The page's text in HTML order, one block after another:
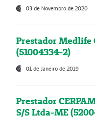
03 de Novembro de 2020
Prestador Medlife
(51004334-2)
01 de Janeiro de 2019
Prestador
S/S Ltda-ME